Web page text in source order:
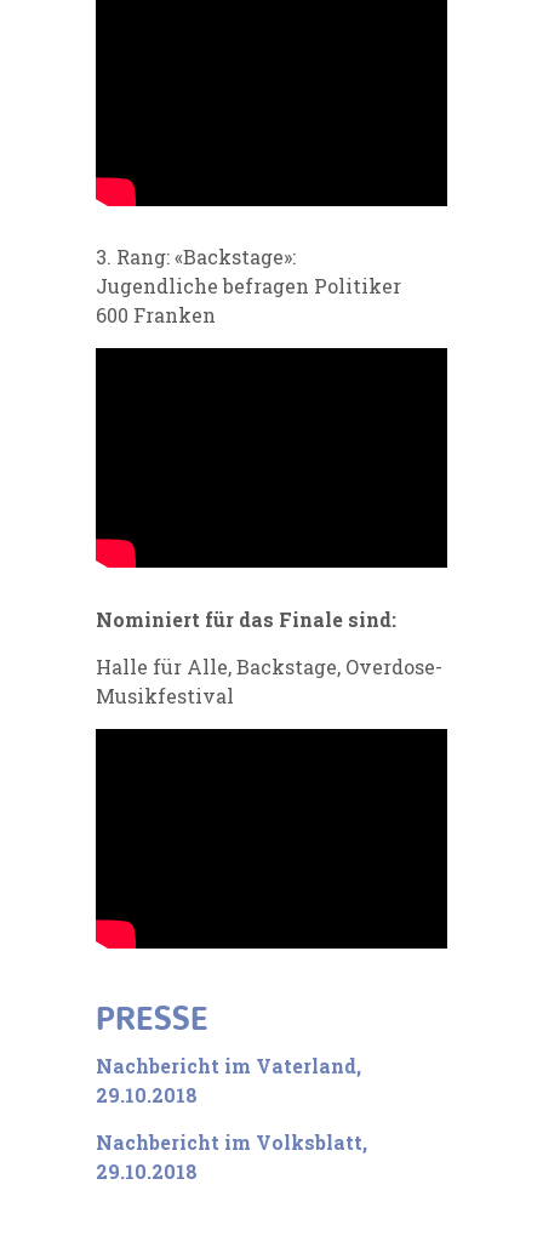
3. Rang: «Backstage»:
Jugendliche befragen Politiker
600 Franken
Nominiert für das Finale sind:
Halle für Alle, Backstage, Overdose-
Musikfestival
PRESSE
Nachbericht im Vaterland,
29.10.2018
Nachbericht im Volksblatt,
29.10.2018